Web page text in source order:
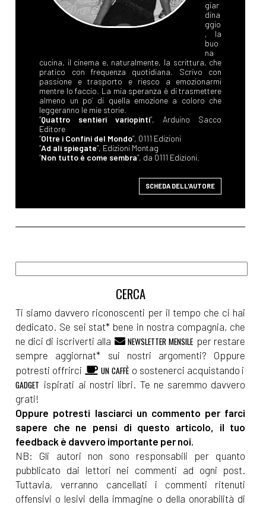
giar
dina
ggio
, la
buo
na
cucina, il cinema e, naturalmente, la scrittura, che
pratico con frequenza quotidiana. Scrivo con
passione e trasporto e riesco a emozionarmi
mentre lo faccio. La mia speranza è di trasmettere
almeno un po’ di quella emozione a coloro che
leggeranno le mie storie.
“Quattro sentieri variopinti”, Arduino Sacco
Editore
“Oltre i Confini del Mondo”, 0111 Edizioni
“Ad ali spiegate”, Edizioni Montag
“Non tutto è come sembra”, da 0111 Edizioni.
SCHEDA DELL'AUTORE
Ti siamo davvero riconoscenti per il tempo che ci hai
dedicato. Se sei stat* bene in nostra compagnia, che
ne dici di iscriverti alla
NEWSLETTER MENSILE per restare
sempre aggiornat* sui nostri argomenti? Oppure
potresti offrirci
UN CAFFÈ o sostenerci acquistando i
GADGET ispirati ai nostri libri. Te ne saremmo davvero
grati!
Oppure potresti lasciarci un commento per farci
sapere che ne pensi di questo articolo, il tuo
feedback è davvero importante per noi.
NB: Gli autori non sono responsabili per quanto
pubblicato dai lettori nei commenti ad ogni post.
Tuttavia, verranno cancellati i commenti ritenuti
offensivi o lesivi della immagine o della onorabilità di